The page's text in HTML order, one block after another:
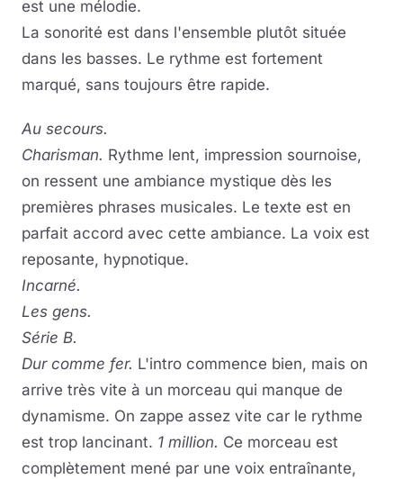
est une mélodie.
La sonorité est dans l'ensemble plutôt située
dans les basses. Le rythme est fortement
marqué, sans toujours être rapide.
Au secours.
Charisman. Rythme lent, impression sournoise,
on ressent une ambiance mystique dès les
premières phrases musicales. Le texte est en
parfait accord avec cette ambiance. La voix est
reposante, hypnotique.
Incarné.
Les gens.
Série B.
Dur comme fer. L'intro commence bien, mais on
arrive très vite à un morceau qui manque de
dynamisme. On zappe assez vite car le rythme
est trop lancinant. 1 million. Ce morceau est
complètement mené par une voix entraînante,